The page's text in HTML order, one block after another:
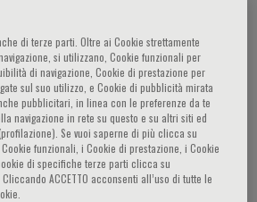
XXIII - Bergamo Direzione della
- Scompenso e Trapianti di
del ponente
di terze parti. Oltre ai Cookie strettamente
si utilizzano, Cookie funzionali per
di navigazione, Cookie di prestazione per
sul suo utilizzo, e Cookie di pubblicità mirata
pubblicitari, in linea con le preferenze da te
navigazione in rete su questo e su altri siti ed
Se vuoi saperne di più clicca su
funzionali, i Cookie di prestazione, i Cookie
di specifiche terze parti clicca su
Cliccando ACCETTO acconsenti all’uso di tutte le